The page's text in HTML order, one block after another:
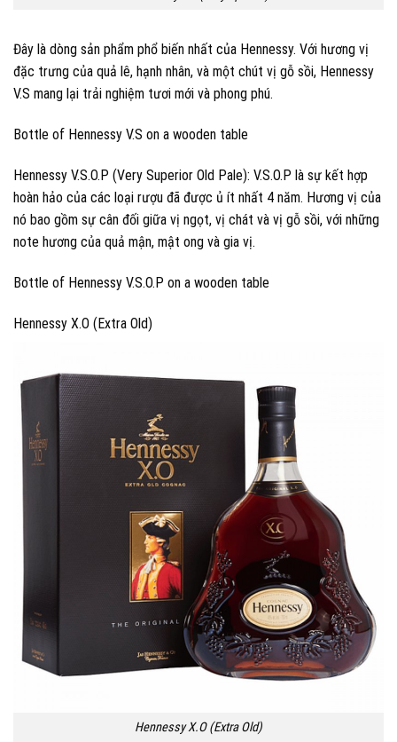
Đây là dòng sản phẩm phổ biến nhất của Hennessy. Với hương vị
đặc trưng của quả lê, hạnh nhân, và một chút vị gỗ sồi, Hennessy
V.S mang lại trải nghiệm tươi mới và phong phú.
Bottle of Hennessy V.S on a wooden table
Hennessy V.S.O.P (Very Superior Old Pale): V.S.O.P là sự kết hợp
hoàn hảo của các loại rượu đã được ủ ít nhất 4 năm. Hương vị của
nó bao gồm sự cân đối giữa vị ngọt, vị chát và vị gỗ sồi, với những
note hương của quả mận, mật ong và gia vị.
Bottle of Hennessy V.S.O.P on a wooden table
Hennessy X.O (Extra Old)
Hennessy X.O (Extra Old)